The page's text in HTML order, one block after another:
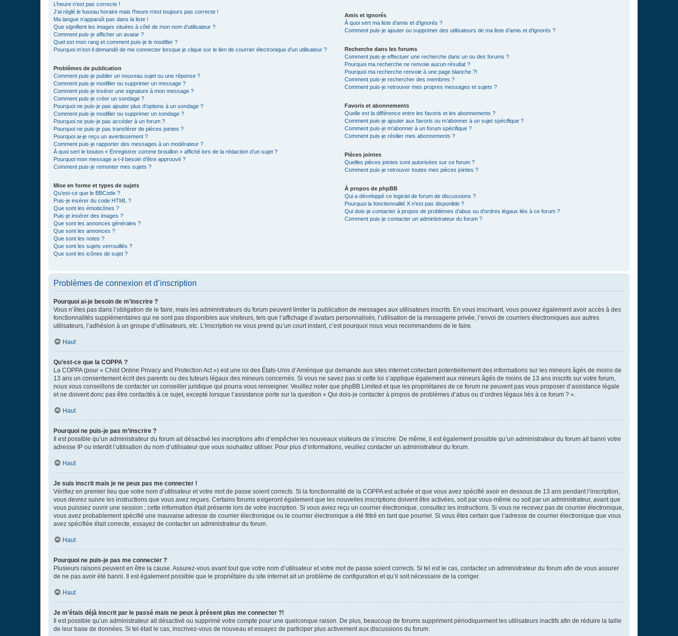
L’heure n’est pas correcte !
J’ai réglé le fuseau horaire mais l’heure n’est toujours pas correcte !
Ma langue n’apparaît pas dans la liste !
Que signifient les images situées à côté de mon nom d’utilisateur ?
Comment puis-je afficher un avatar ?
Quel est mon rang et comment puis-je le modifier ?
Pourquoi m’est-il demandé de me connecter lorsque je clique sur le lien de courrier électronique d’un utilisateur ?
Problèmes de publication
Comment puis-je publier un nouveau sujet ou une réponse ?
Comment puis-je modifier ou supprimer un message ?
Comment puis-je insérer une signature à mon message ?
Comment puis-je créer un sondage ?
Pourquoi ne puis-je pas ajouter plus d’options à un sondage ?
Comment puis-je modifier ou supprimer un sondage ?
Pourquoi ne puis-je pas accéder à un forum ?
Pourquoi ne puis-je pas transférer de pièces jointes ?
Pourquoi ai-je reçu un avertissement ?
Comment puis-je rapporter des messages à un modérateur ?
À quoi sert le bouton « Enregistrer comme brouillon » affiché lors de la rédaction d’un sujet ?
Pourquoi mon message a-t-il besoin d’être approuvé ?
Comment puis-je remonter mes sujets ?
Mise en forme et types de sujets
Qu’est-ce que le BBCode ?
Puis-je insérer du code HTML ?
Que sont les émoticônes ?
Puis-je insérer des images ?
Que sont les annonces générales ?
Que sont les annonces ?
Que sont les notes ?
Que sont les sujets verrouillés ?
Que sont les icônes de sujet ?
Amis et ignorés
À quoi sert ma liste d’amis et d’ignorés ?
Comment puis-je ajouter ou supprimer des utilisateurs de ma liste d’amis et d’ignorés ?
Recherche dans les forums
Comment puis-je effectuer une recherche dans un ou des forums ?
Pourquoi ma recherche ne renvoie aucun résultat ?
Pourquoi ma recherche renvoie à une page blanche ?!
Comment puis-je rechercher des membres ?
Comment puis-je retrouver mes propres messages et sujets ?
Favoris et abonnements
Quelle est la différence entre les favoris et les abonnements ?
Comment puis-je ajouter aux favoris ou m’abonner à un sujet spécifique ?
Comment puis-je m’abonner à un forum spécifique ?
Comment puis-je résilier mes abonnements ?
Pièces jointes
Quelles pièces jointes sont autorisées sur ce forum ?
Comment puis-je retrouver toutes mes pièces jointes ?
À propos de phpBB
Qui a développé ce logiciel de forum de discussions ?
Pourquoi la fonctionnalité X n’est pas disponible ?
Qui dois-je contacter à propos de problèmes d’abus ou d’ordres légaux liés à ce forum ?
Comment puis-je contacter un administrateur du forum ?
Problèmes de connexion et d’inscription
Pourquoi ai-je besoin de m’inscrire ?
Vous n’êtes pas dans l’obligation de le faire, mais les administrateurs du forum peuvent limiter la publication de messages aux utilisateurs inscrits. En vous inscrivant, vous pouvez également avoir accès à des
fonctionnalités supplémentaires qui ne sont pas disponibles aux visiteurs, tels que l’affichage d’avatars personnalisés, l’utilisation de la messagerie privée, l’envoi de courriers électroniques aux autres
utilisateurs, l’adhésion à un groupe d’utilisateurs, etc. L’inscription ne vous prend qu’un court instant, c’est pourquoi nous vous recommandons de le faire.
Haut
Qu’est-ce que la COPPA ?
La COPPA (pour « Child Online Privacy and Protection Act ») est une loi des États-Unis d’Amérique qui demande aux sites internet collectant potentiellement des informations sur les mineurs âgés de moins de
13 ans un consentement écrit des parents ou des tuteurs légaux des mineurs concernés. Si vous ne savez pas si cette loi s’applique également aux mineurs âgés de moins de 13 ans inscrits sur votre forum,
nous vous conseillons de contacter un conseiller juridique qui pourra vous renseigner. Veuillez noter que phpBB Limited et que les propriétaires de ce forum ne peuvent pas vous proposer d’assistance légale
et ne doivent donc pas être contactés à ce sujet, excepté lorsque l’assistance porte sur la question « Qui dois-je contacter à propos de problèmes d’abus ou d’ordres légaux liés à ce forum ? ».
Haut
Pourquoi ne puis-je pas m’inscrire ?
Il est possible qu’un administrateur du forum ait désactivé les inscriptions afin d’empêcher les nouveaux visiteurs de s’inscrire. De même, il est également possible qu’un administrateur du forum ait banni votre
adresse IP ou interdit l’utilisation du nom d’utilisateur que vous souhaitez utiliser. Pour plus d’informations, veuillez contacter un administrateur du forum.
Haut
Je suis inscrit mais je ne peux pas me connecter !
Vérifiez en premier lieu que votre nom d’utilisateur et votre mot de passe soient corrects. Si la fonctionnalité de la COPPA est activée et que vous avez spécifié avoir en dessous de 13 ans pendant l’inscription,
vous devrez suivre les instructions que vous avez reçues. Certains forums exigeront également que les nouvelles inscriptions doivent être activées, soit par vous-même ou soit par un administrateur, avant que
vous puissiez ouvrir une session ; cette information était présente lors de votre inscription. Si vous aviez reçu un courrier électronique, consultez les instructions. Si vous ne recevez pas de courrier électronique,
vous avez probablement spécifié une mauvaise adresse de courrier électronique ou le courrier électronique a été filtré en tant que pourriel. Si vous êtes certain que l’adresse de courrier électronique que vous
avez spécifiée était correcte, essayez de contacter un administrateur du forum.
Haut
Pourquoi ne puis-je pas me connecter ?
Plusieurs raisons peuvent en être la cause. Assurez-vous avant tout que votre nom d’utilisateur et votre mot de passe soient corrects. Si tel est le cas, contactez un administrateur du forum afin de vous assurer
de ne pas avoir été banni. Il est également possible que le propriétaire du site internet ait un problème de configuration et qu’il soit nécessaire de la corriger.
Haut
Je m’étais déjà inscrit par le passé mais ne peux à présent plus me connecter ?!
Il est possible qu’un administrateur ait désactivé ou supprimé votre compte pour une quelconque raison. De plus, beaucoup de forums suppriment périodiquement les utilisateurs inactifs afin de réduire la taille
de leur base de données. Si tel était le cas, inscrivez-vous de nouveau et essayez de participer plus activement aux discussions du forum.